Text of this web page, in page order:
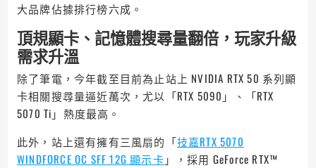
大品牌佔據排行榜六成。
頂規顯卡、記憶體搜尋量翻倍，玩家升級
需求升溫
除了筆電，今年截至目前為止站上 NVIDIA RTX 50 系列顯
卡相關搜尋量逼近萬次，尤以「RTX 5090」、「RTX
5070 Ti」熱度最高。
此外，站上還有擁有三風扇的「技嘉RTX 5070
WINDFORCE OC SFF 12G 顯示卡 」，採用 GeForce RTX™